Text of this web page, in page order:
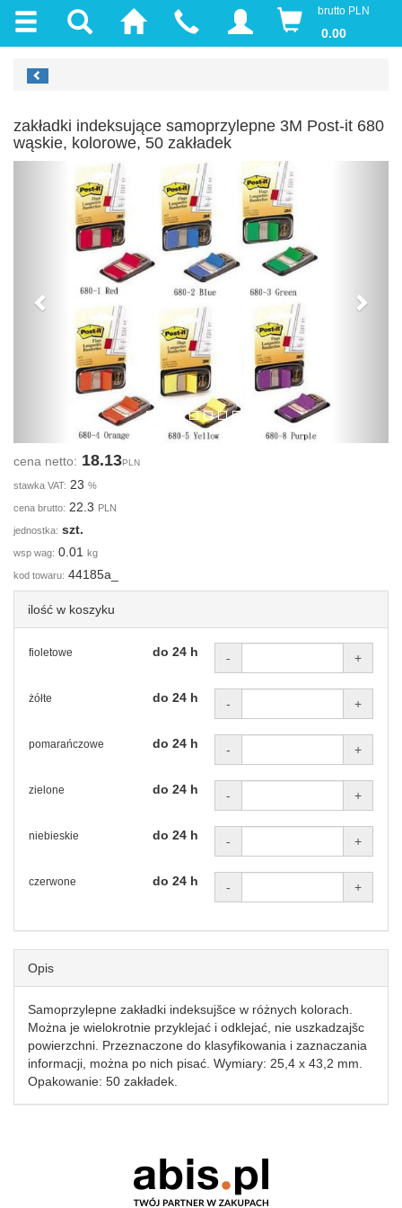
brutto PLN
0.00
zakładki indeksujące samoprzylepne 3M Post-it 680
wąskie, kolorowe, 50 zakładek
Previous
cena netto: 18.13PLN
stawka VAT: 23 %
cena brutto: 22.3 PLN
jednostka: szt.
wsp wag: 0.01 kg
kod towaru: 44185a_
ilość w koszyku
fioletowe do 24 h - +
żółte do 24 h - +
pomarańczowe do 24 h - +
zielone do 24 h - +
niebieskie do 24 h - +
czerwone do 24 h - +
Opis
Samoprzylepne zakładki indeksujšce w różnych kolorach.
Można je wielokrotnie przyklejać i odklejać, nie uszkadzajšc
powierzchni. Przeznaczone do klasyfikowania i zaznaczania
informacji, można po nich pisać. Wymiary: 25,4 x 43,2 mm.
Opakowanie: 50 zakładek.